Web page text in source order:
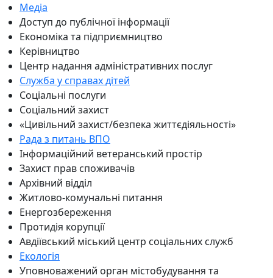
Медіа
Доступ до публічної інформації
Економіка та підприємництво
Керівництво
Центр надання адміністративних послуг
Служба у справах дітей
Соціальні послуги
Соціальний захист
«Цивільний захист/безпека життєдіяльності»
Рада з питань ВПО
Інформаційний ветеранський простір
Захист прав споживачів
Архівний відділ
Житлово-комунальні питання
Енергозбереження
Протидія корупції
Авдіївський міський центр соціальних служб
Екологія
Уповноважений орган містобудування та